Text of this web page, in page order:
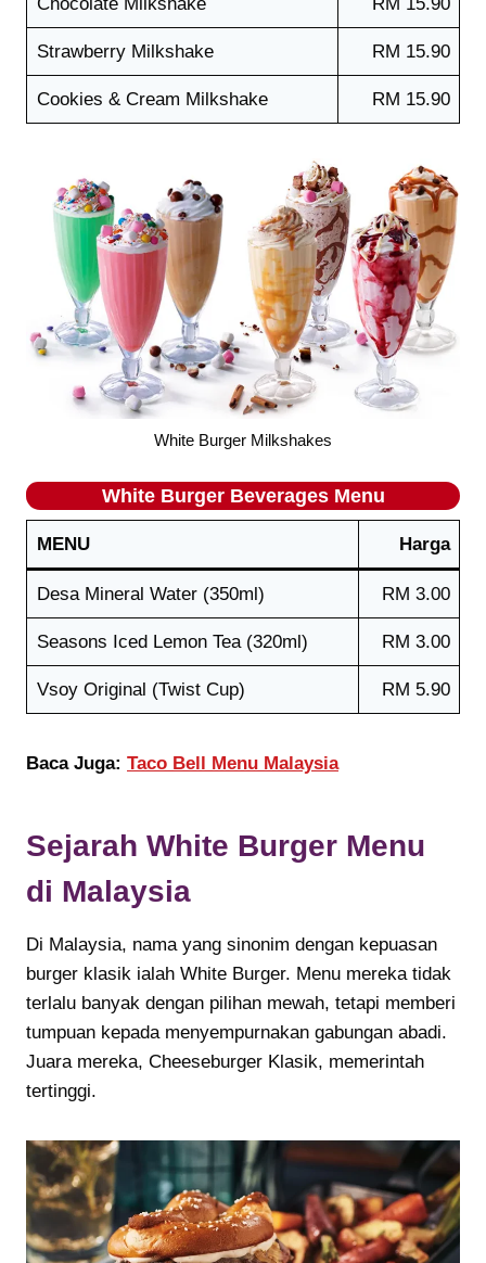
Strawberry Milkshake RM 15.90
Cookies & Cream Milkshake RM 15.90
White Burger Milkshakes
White Burger Beverages Menu
MENU Harga
Desa Mineral Water (350ml) RM 3.00
Seasons Iced Lemon Tea (320ml) RM 3.00
Vsoy Original (Twist Cup) RM 5.90
Baca Juga: Taco Bell Menu Malaysia
Sejarah White Burger Menu
di Malaysia
Di Malaysia, nama yang sinonim dengan kepuasan
burger klasik ialah White Burger. Menu mereka tidak
terlalu banyak dengan pilihan mewah, tetapi memberi
tumpuan kepada menyempurnakan gabungan abadi.
Juara mereka, Cheeseburger Klasik, memerintah
tertinggi.